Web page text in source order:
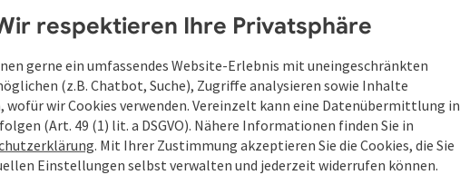
Festgarten)
am Hochplateau nördlich der legendären
respektieren Ihre Privatsphäre
gerne ein umfassendes Website-Erlebnis mit uneingeschränkten
(z.B. Chatbot, Suche), Zugriffe analysieren sowie Inhalte
wofür wir Cookies verwenden. Vereinzelt kann eine Datenübermittlung in
(Art. 49 (1) lit. a DSGVO). Nähere Informationen finden Sie in
. Mit Ihrer Zustimmung akzeptieren Sie die Cookies, die Sie
Einstellungen selbst verwalten und jederzeit widerrufen können.